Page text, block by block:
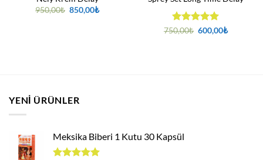
950,00₺ Orijinal
fiyat:
850,00₺Şu
5 üzerinden
750,00₺ Orijinal
fiyat:
600,00₺Şu
YENI ÜRÜNLER
Meksika Biberi 1 Kutu 30 Kapsül